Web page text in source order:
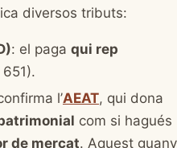
diversos tributs:
: el paga qui rep
l’AEAT, qui dona
com si hagués
de mercat. Aquest guany